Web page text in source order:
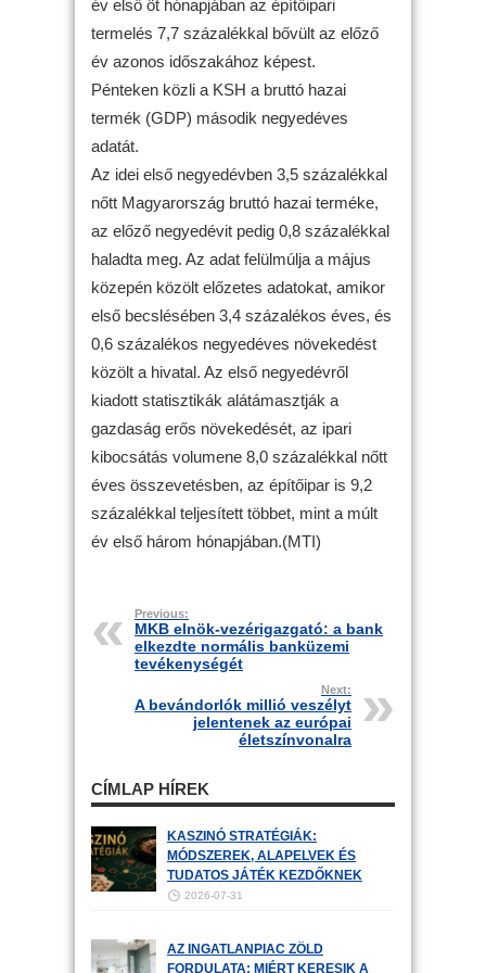
év első öt hónapjában az építőipari
termelés 7,7 százalékkal bővült az előző
év azonos időszakához képest.
Pénteken közli a KSH a bruttó hazai
termék (GDP) második negyedéves
adatát.
Az idei első negyedévben 3,5 százalékkal
nőtt Magyarország bruttó hazai terméke,
az előző negyedévit pedig 0,8 százalékkal
haladta meg. Az adat felülmúlja a május
közepén közölt előzetes adatokat, amikor
első becslésében 3,4 százalékos éves, és
0,6 százalékos negyedéves növekedést
közölt a hivatal. Az első negyedévről
kiadott statisztikák alátámasztják a
gazdaság erős növekedését, az ipari
kibocsátás volumene 8,0 százalékkal nőtt
éves összevetésben, az építőipar is 9,2
százalékkal teljesített többet, mint a múlt
év első három hónapjában.(MTI)
Previous:
MKB elnök-vezérigazgató: a bank
elkezdte normális banküzemi
tevékenységét
Next:
A bevándorlók millió veszélyt
jelentenek az európai
életszínvonalra
CÍMLAP HÍREK
KASZINÓ STRATÉGIÁK:
MÓDSZEREK, ALAPELVEK ÉS
TUDATOS JÁTÉK KEZDŐKNEK
2026-07-31
AZ INGATLANPIAC ZÖLD
FORDULATA: MIÉRT KERESIK A